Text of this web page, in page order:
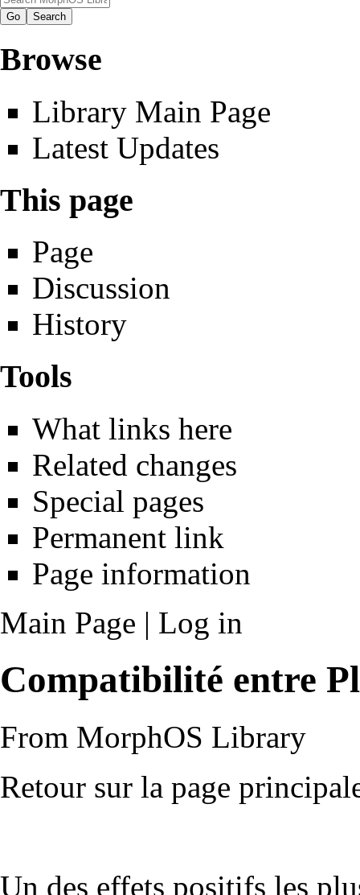
Browse
Library Main Page
Latest Updates
This page
Page
Discussion
History
Tools
What links here
Related changes
Special pages
Permanent link
Page information
Main Page | Log in
Compatibilité entre
From MorphOS Library
Retour sur la page
Un des effets positifs les